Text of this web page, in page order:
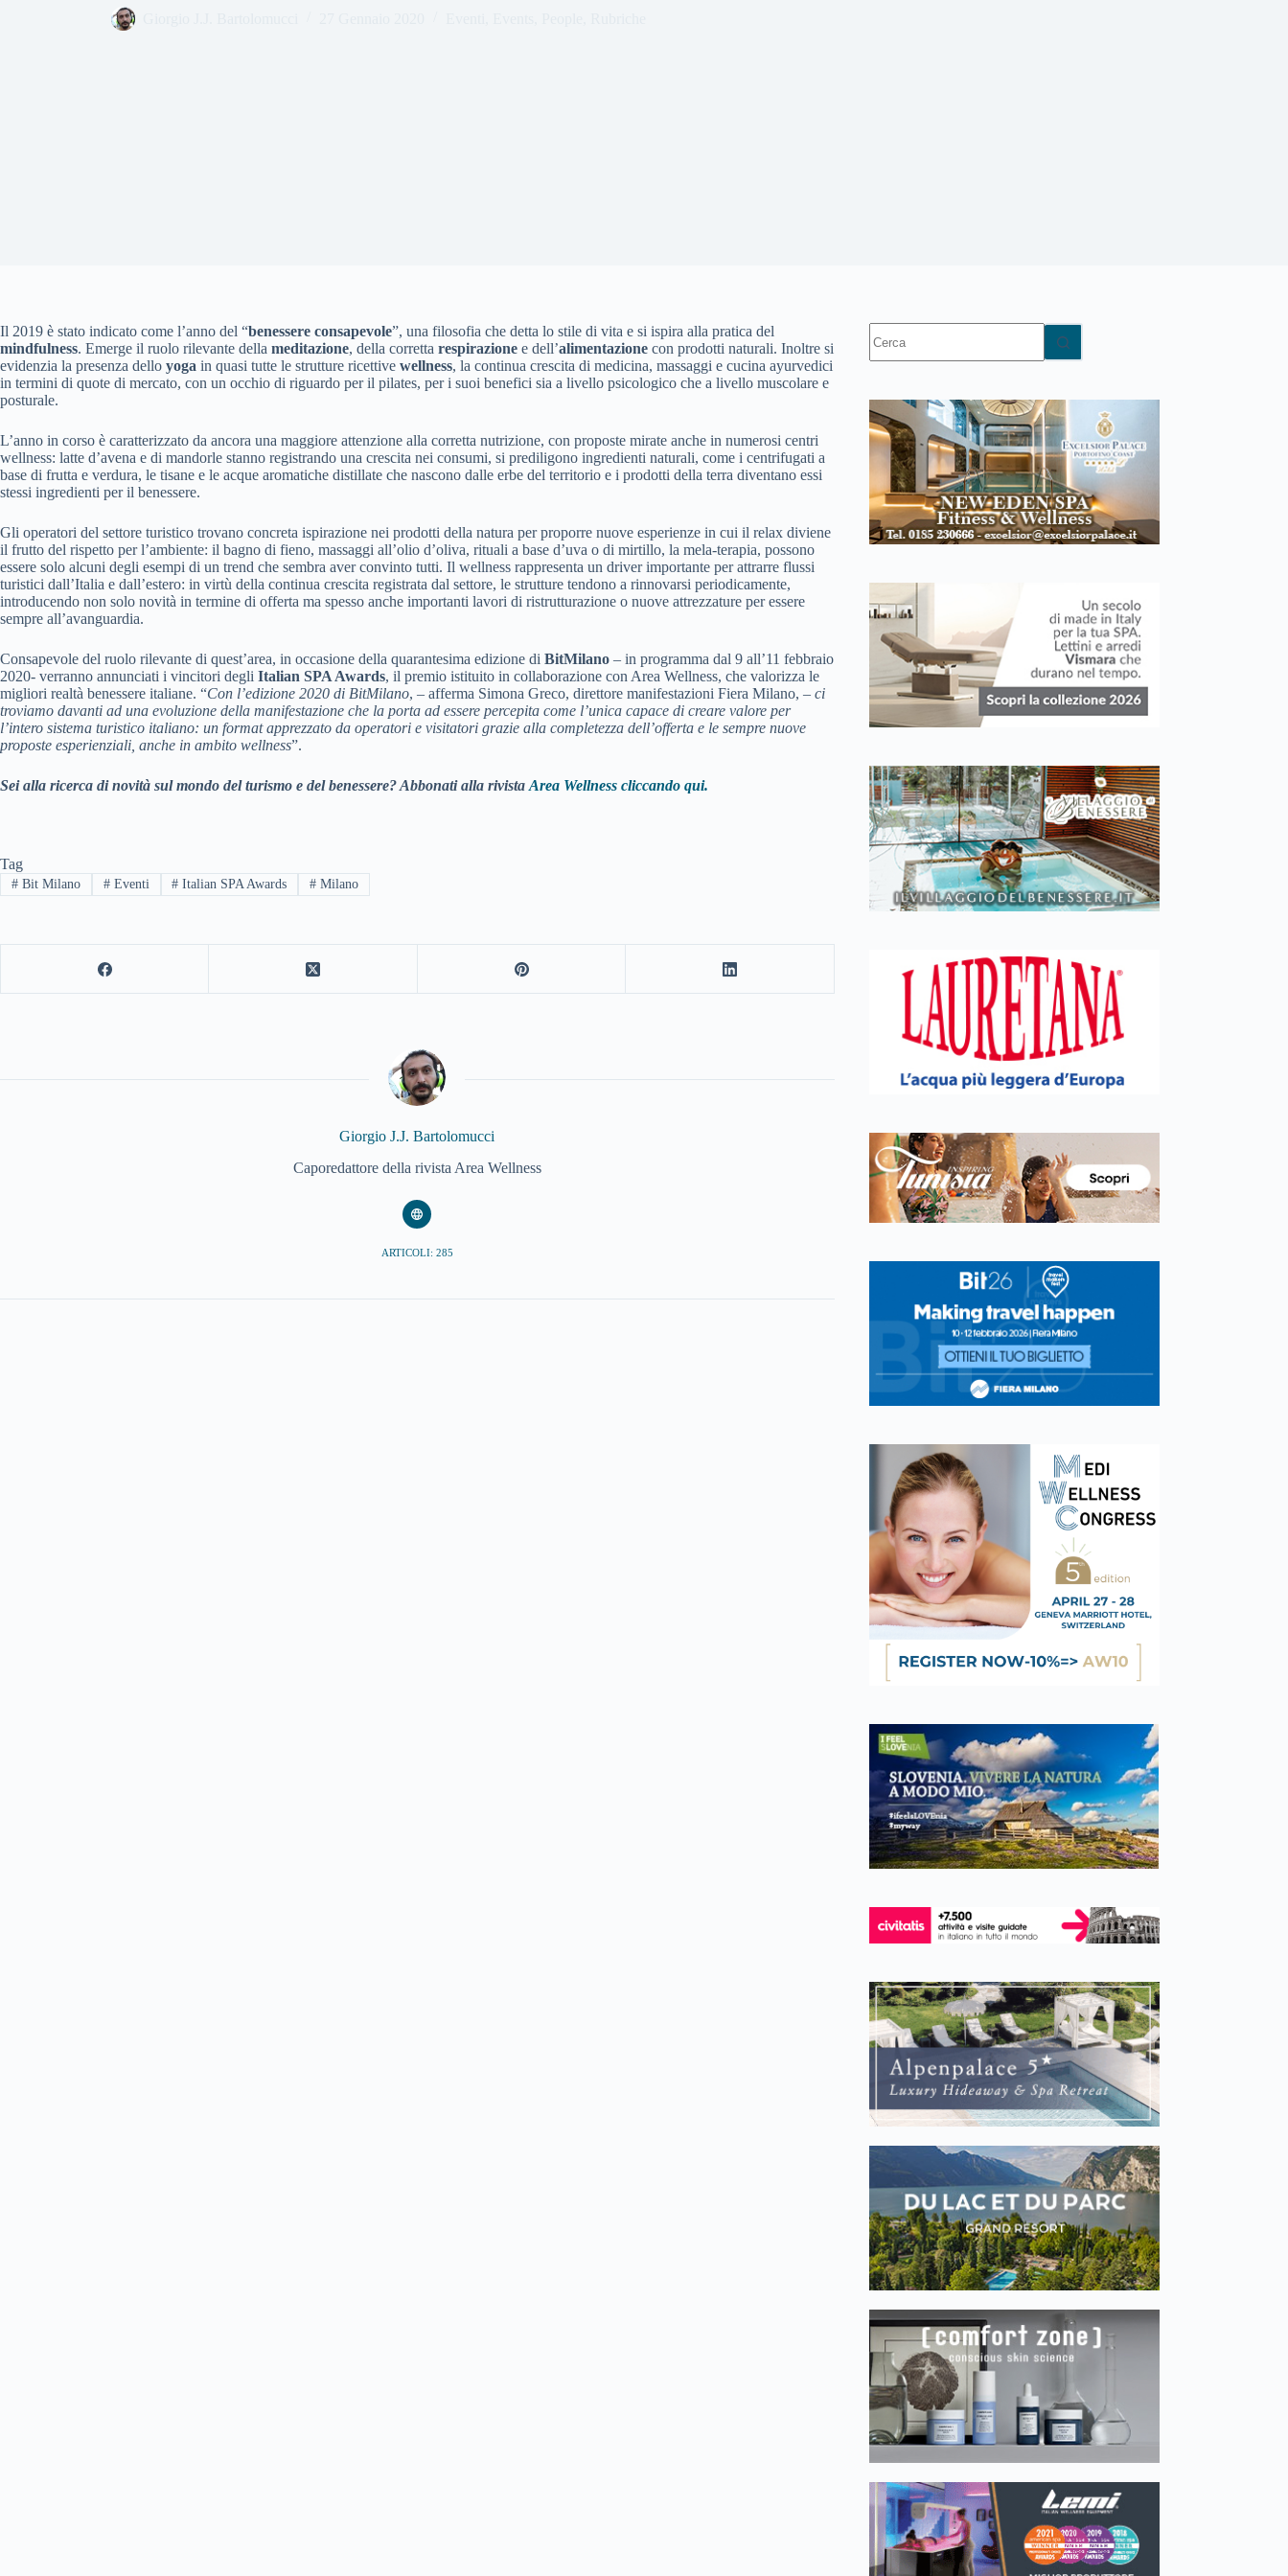
Il 2019 è stato indicato come l’anno del “benessere consapevole”, una filosofia che detta lo stile di vita e si ispira alla pratica del
mindfulness. Emerge il ruolo rilevante della meditazione, della corretta respirazione e dell’alimentazione con prodotti naturali. Inoltre si
evidenzia la presenza dello yoga in quasi tutte le strutture ricettive wellness, la continua crescita di medicina, massaggi e cucina ayurvedici
in termini di quote di mercato, con un occhio di riguardo per il pilates, per i suoi benefici sia a livello psicologico che a livello muscolare e
posturale.
L’anno in corso è caratterizzato da ancora una maggiore attenzione alla corretta nutrizione, con proposte mirate anche in numerosi centri
wellness: latte d’avena e di mandorle stanno registrando una crescita nei consumi, si prediligono ingredienti naturali, come i centrifugati a
base di frutta e verdura, le tisane e le acque aromatiche distillate che nascono dalle erbe del territorio e i prodotti della terra diventano essi
stessi ingredienti per il benessere.
Gli operatori del settore turistico trovano concreta ispirazione nei prodotti della natura per proporre nuove esperienze in cui il relax diviene
il frutto del rispetto per l’ambiente: il bagno di fieno, massaggi all’olio d’oliva, rituali a base d’uva o di mirtillo, la mela-terapia, possono
essere solo alcuni degli esempi di un trend che sembra aver convinto tutti. Il wellness rappresenta un driver importante per attrarre flussi
turistici dall’Italia e dall’estero: in virtù della continua crescita registrata dal settore, le strutture tendono a rinnovarsi periodicamente,
introducendo non solo novità in termine di offerta ma spesso anche importanti lavori di ristrutturazione o nuove attrezzature per essere
sempre all’avanguardia.
Consapevole del ruolo rilevante di quest’area, in occasione della quarantesima edizione di BitMilano – in programma dal 9 all’11 febbraio
2020- verranno annunciati i vincitori degli Italian SPA Awards, il premio istituito in collaborazione con Area Wellness, che valorizza le
migliori realtà benessere italiane. “Con l’edizione 2020 di BitMilano, – afferma Simona Greco, direttore manifestazioni Fiera Milano, – ci
troviamo davanti ad una evoluzione della manifestazione che la porta ad essere percepita come l’unica capace di creare valore per
l’intero sistema turistico italiano: un format apprezzato da operatori e visitatori grazie alla completezza dell’offerta e le sempre nuove
proposte esperienziali, anche in ambito wellness”.
Sei alla ricerca di novità sul mondo del turismo e del benessere? Abbonati alla rivista Area Wellness cliccando qui.
Tag
#Bit Milano #Eventi # Italian SPA Awards # Milano
Giorgio J.J. Bartolomucci
Caporedattore della rivista Area Wellness
ARTICOLI: 285
risultato